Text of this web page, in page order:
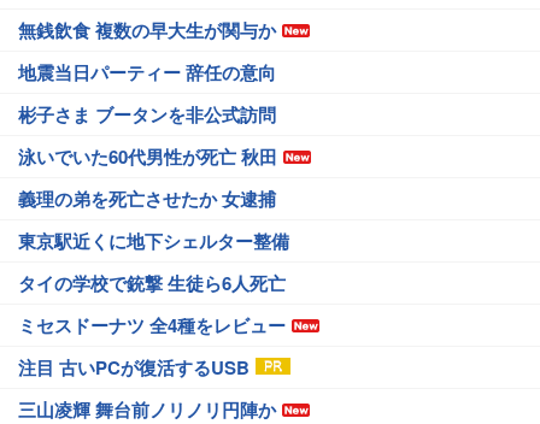
無銭飲食 複数の早大生が関与か
地震当日パーティー 辞任の意向
彬子さま ブータンを非公式訪問
泳いでいた60代男性が死亡 秋田
義理の弟を死亡させたか 女逮捕
東京駅近くに地下シェルター整備
タイの学校で銃撃 生徒ら6人死亡
ミセスドーナツ 全4種をレビュー
注目 古いPCが復活するUSB
三山凌輝 舞台前ノリノリ円陣か